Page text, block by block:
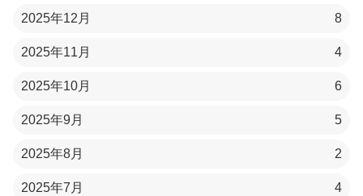
2025年12月 8
2025年11月 4
2025年10月 6
2025年9月 5
2025年8月 2
2025年7月 4